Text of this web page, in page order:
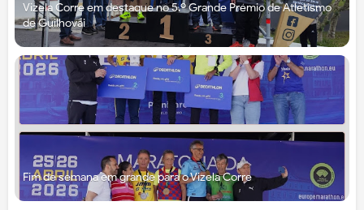
Vizela Corre em destaque no 5.º Grande Prémio de Atletismo
de Guilhovai
Fim de semana em grande para o Vizela Corre